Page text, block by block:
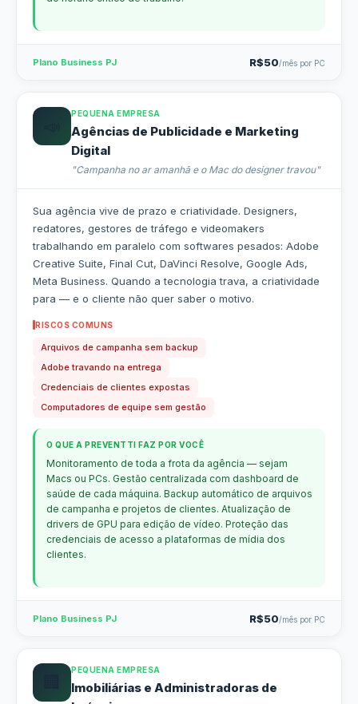
Plano Business PJ R$50/mês por PC
PEQUENA EMPRESA
Agências de Publicidade e Marketing
Digital
"Campanha no ar amanhã e o Mac do designer travou"
Sua agência vive de prazo e criatividade. Designers,
redatores, gestores de tráfego e videomakers
trabalhando em paralelo com softwares pesados: Adobe
Creative Suite, Final Cut, DaVinci Resolve, Google Ads,
Meta Business. Quando a tecnologia trava, a criatividade
para — e o cliente não quer saber o motivo.
RISCOS COMUNS
Arquivos de campanha sem backup
Adobe travando na entrega
Credenciais de clientes expostas
Computadores de equipe sem gestão
O QUE A PREVENTTI FAZ POR VOCÊ
Monitoramento de toda a frota da agência — sejam
Macs ou PCs. Gestão centralizada com dashboard de
saúde de cada máquina. Backup automático de arquivos
de campanha e projetos de clientes. Atualização de
drivers de GPU para edição de vídeo. Proteção das
credenciais de acesso a plataformas de mídia dos
clientes.
Plano Business PJ R$50/mês por PC
PEQUENA EMPRESA
Imobiliárias e Administradoras de